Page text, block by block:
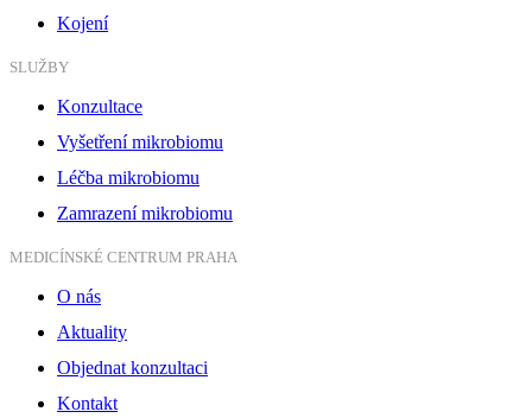
Kojení
SLUŽBY
Konzultace
Vyšetření mikrobiomu
Léčba mikrobiomu
Zamrazení mikrobiomu
MEDICÍNSKÉ CENTRUM PRAHA
O nás
Aktuality
Objednat konzultaci
Kontakt